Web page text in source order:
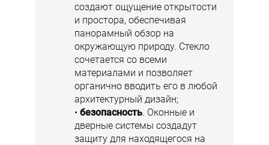
создают ощущение открытости
и простора, обеспечивая
панорамный обзор на
окружающую природу. Стекло
сочетается со всеми
материалами и позволяет
органично вводить его в любой
архитектурный дизайн;
безопасность. Оконные и
дверные системы создадут
защиту для находящегося на